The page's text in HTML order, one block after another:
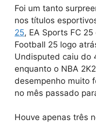
Foi um tanto
nos títulos
25, EA Sports FC
Football 25 logo
Undisputed caiu do
enquanto o NBA
desempenho muito
no mês passado
Houve apenas três